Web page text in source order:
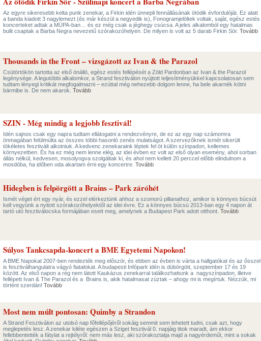
Az egyre sikeresebb kelta punk zenekar, a Firkin idén ünnepli fennállásának ötödik évfordulóját. Ez alatt
a banda kiadott 3 nagylemezt (és már készül a negyedik is), Fonogramjelöltek voltak, saját, egész estés
koncerteket adtak a MÜPA-ban… és ez még csak a jéghegy csúcsa. A jeles alkalomból egy hatalmas
bulit csaptak a Barba Negra nevezetű szórakozóhelyen. De milyen is volt az 5 darab Firkin Sör. Tovább
Thousands in the Front – vizsgázott az Ivan & the Parazol
Csütörtökön tartotta az első önálló, egész estés fellépését a Zöld Pardonban az Ivan & the Parazol
legénysége. A legutóbbi alkalomkor, a Strand fesztiválon nyújtott teljesítményükkel kapcsolatosan sem
tudtam lényegi kritikát megfogalmazni – ezúttal még nehezebb dolgom lenne, ha bele akarnék kötni
bármibe is. De nem akarok. Tovább
SZIN - Még mindig a legjobb fesztivál!
Idén sajnos csak egy napra tudtam ellátogatni a rendezvényre, de ez az egy nap számomra
önmagában felülmúlta az összes többi hasonló zenés mulatságot. A szervezőknek ismét sikerült
tökéletes fesztivált alkotniuk. A kedvenc zenekaraink léptek fel öt külön színpadon, kellemes
környezetben. És ha ez még nem lenne elég, az idei évben ez volt az első olyan esemény, ahol sorban
állás nélkül, kedvesen, mosolyogva szolgáltak ki, és ahol nem kellett 20 perccel előbb elindulnom a
mosdóba, ha időben oda akartam érni egy koncertre. Tovább
Hidegben is felpörgött a Brains – Park záróhét
Ismét véget ért egy nyár, és ezzel elérkeztünk ahhoz a szomorú pillanathoz, amikor is könnyes búcsút
kell vegyünk a nyitott szórakozóhelyektől az idei évre. Ez a könnyes búcsú 2013-ban egy 4 napon át
tartó utó fesztiválocska formájában esett meg, amelynek a Budapest Park adott otthont. Tovább
Súlyos Tankcsapda-koncert a BME Egyetemi Napokon!
A BME Napokat 2007-ben rendezték meg először, és ebben az évben is várta a hallgatókat és az ősszel
is fesztiválhangulatra vágyó fiatalokat. A budapesti Infópark idén is dübörgött, szeptember 17 és 19
között. Az első napon a rég nem látott Kaukázus zenekarral találkozhattunk a nagyszínpadon, illetve
fellépett Ivan & The Parazol és a Brains is, akik hatalmasat zúztak – ahogy mi is megírtuk. Nézzük, mi
történt szerdán! Tovább
Most nem múlt pontosan: Quimby a Strandon
A Strand Fesztiválon az utolsó nap főfellépőjéről sokáig semmit sem lehetett tudni, csak azt, hogy
meglepetés lesz. A zenekar kiléte egészen a Sziget fesztivál 0. napjáig titok maradt, ám ekkor
fellebbentették a fátylat a rejtélyről: nem más lesz, aki szórakoztatja majd a nagyérdeműt, mint a sokak